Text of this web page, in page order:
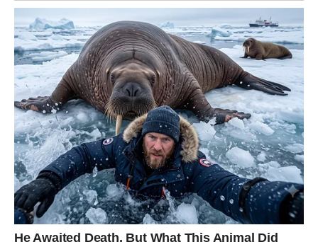
dok ne dobijete čvrstu i penušavu masu.
U umućeni šlagdodajte 300 g mlevenog plazma
keksa
i dobro promešajte. Treba da dobijete
kompaktnu smesu koja se lako oblikuje.
Dobijenu smesu rasporedite na dnokalupa za tortu(ili
obične tepsije ako nemate kalup).
Stavite u frižider kako bi se sloj stegao i dobio čvrstinu
pre dodavanja sledećeg sloja.